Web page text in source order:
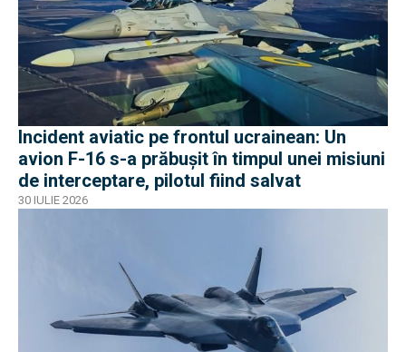
Incident aviatic pe frontul ucrainean: Un
avion F-16 s-a prăbușit în timpul unei misiuni
de interceptare, pilotul fiind salvat
30 IULIE 2026